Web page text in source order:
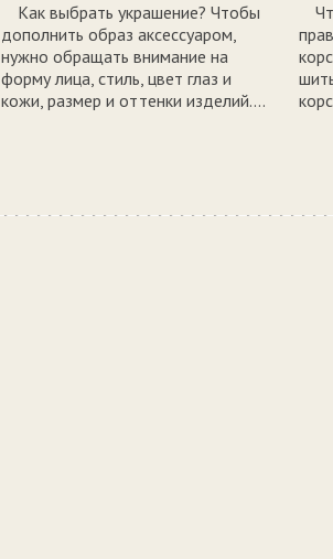
Как выбрать украшение? Чтобы
дополнить образ аксессуаром,
нужно обращать внимание на
форму лица, стиль, цвет глаз и
кожи, размер и оттенки изделий....